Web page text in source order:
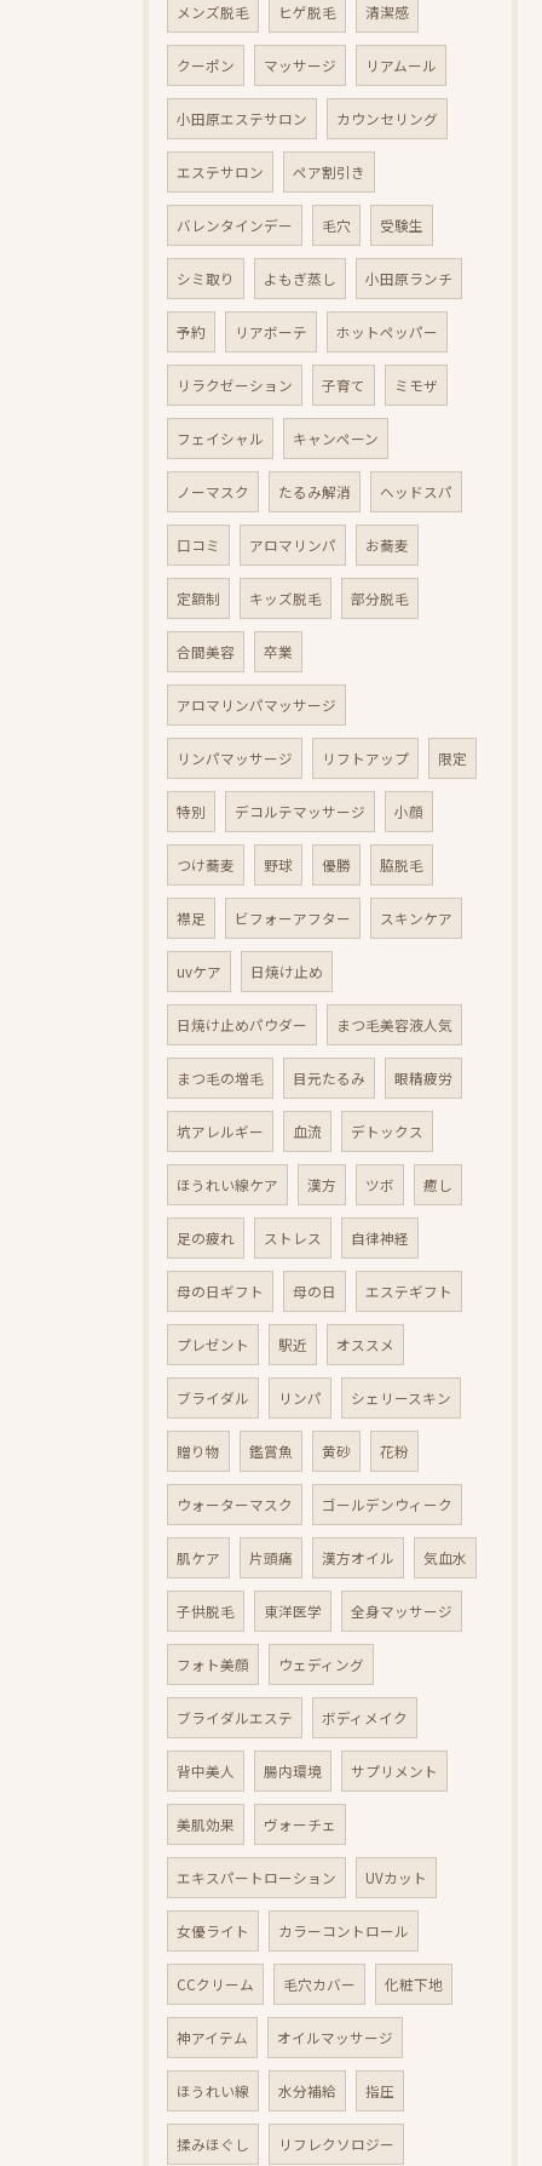
メンズ脱毛 ヒゲ脱毛 清潔感
クーポン マッサージ リアムール
小田原エステサロン カウンセリング
エステサロン ペア割引き
バレンタインデー 毛穴 受験生
シミ取り よもぎ蒸し 小田原ランチ
予約 リアボーテ ホットペッパー
リラクゼーション 子育て ミモザ
フェイシャル キャンペーン
ノーマスク たるみ解消 ヘッドスパ
口コミ アロマリンパ お蕎麦
定額制 キッズ脱毛 部分脱毛
合間美容 卒業
アロマリンパマッサージ
リンパマッサージ リフトアップ 限定
特別 デコルテマッサージ 小顔
つけ蕎麦 野球 優勝 脇脱毛
襟足 ビフォーアフター スキンケア
uvケア 日焼け止め
日焼け止めパウダー まつ毛美容液人気
まつ毛の増毛 目元たるみ 眼精疲労
坑アレルギー 血流 デトックス
ほうれい線ケア 漢方 ツボ 癒し
足の疲れ ストレス 自律神経
母の日ギフト 母の日 エステギフト
プレゼント 駅近 オススメ
ブライダル リンパ シェリースキン
贈り物 鑑賞魚 黄砂 花粉
ウォーターマスク ゴールデンウィーク
肌ケア 片頭痛 漢方オイル 気血水
子供脱毛 東洋医学 全身マッサージ
フォト美顔 ウェディング
ブライダルエステ ボディメイク
背中美人 腸内環境 サプリメント
美肌効果 ヴォーチェ
エキスパートローション UVカット
女優ライト カラーコントロール
CCクリーム 毛穴カバー 化粧下地
神アイテム オイルマッサージ
ほうれい線 水分補給 指圧
揉みほぐし リフレクソロジー